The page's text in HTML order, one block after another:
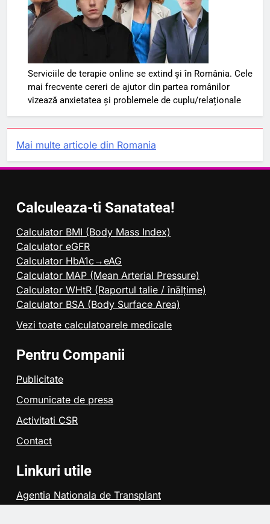
Serviciile de terapie online se extind și în România. Cele
mai frecvente cereri de ajutor din partea românilor
vizează anxietatea și problemele de cuplu/relaționale
Mai multe articole din Romania
Calculeaza-ti Sanatatea!
Calculator BMI (Body Mass Index)
Calculator eGFR
Calculator HbA1c→eAG
Calculator MAP (Mean Arterial Pressure)
Calculator WHtR (Raportul talie / înălțime)
Calculator BSA (Body Surface Area)
Vezi toate calculatoarele medicale
Pentru Companii
Publicitate
Comunicate de presa
Activitati CSR
Contact
Linkuri utile
Agentia Nationala de Transplant